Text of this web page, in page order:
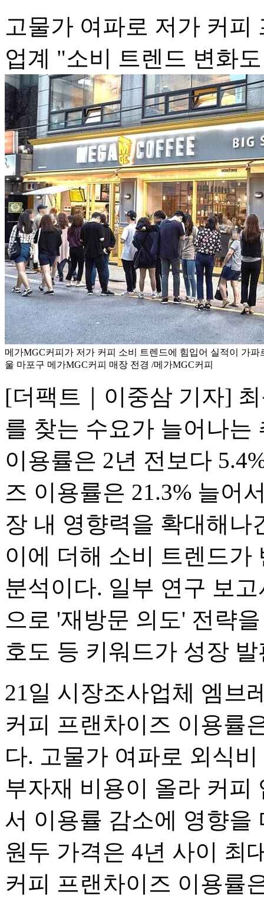
고물가 여파로 저가 커피
업계 "소비 트렌드 변화
메가MGC커피가 저가 커피 소비 트렌드에 힘입어 실적이 가
울 마포구 메가MGC커피 매장 전경 /메가MGC커피
[더팩트｜이중삼 기자]
를 찾는 수요가 늘어나는
이용률은 2년 전보다
즈 이용률은 21.3% 늘어
장 내 영향력을 확대해나
이에 더해 소비 트렌드가
분석이다. 일부 연구 보
으로 '재방문 의도' 전략
호도 등 키워드가 성장
21일 시장조사업체 엠브
커피 프랜차이즈 이용률
다. 고물가 여파로 외식
부자재 비용이 올라 커피
서 이용률 감소에 영향을
원두 가격은 4년 사이 최
커피 프랜차이즈 이용률